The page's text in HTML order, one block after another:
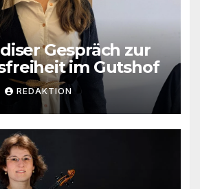
Gespräch zur
im Gutshof
REDAKTION